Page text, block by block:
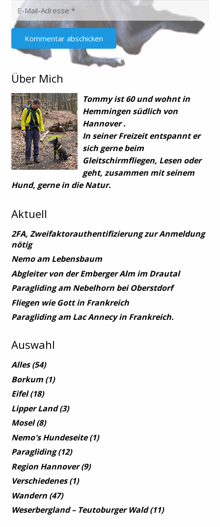
Kommentar abschicken
Über Mich
Tommy ist 60 und wohnt in
Hemmingen südlich von
Hannover .
In seiner Freizeit entspannt er
sich gerne beim
Gleitschirmfliegen, Lesen oder
geht, zusammen mit seinem
Hund, gerne in die Natur.
Aktuell
2FA, Zweifaktorauthentifizierung zur Anmeldung
nötig
Nemo am Lebensbaum
Abgleiter von der Emberger Alm im Drautal
Paragliding am Nebelhorn bei Oberstdorf
Fliegen wie Gott in Frankreich
Paragliding am Lac Annecy in Frankreich.
Auswahl
Alles(54)
Borkum(1)
Eifel(18)
Lipper Land(3)
Mosel(8)
Nemo's Hundeseite(1)
Paragliding(12)
Region Hannover(9)
Verschiedenes(1)
Wandern(47)
Weserbergland – Teutoburger Wald(11)